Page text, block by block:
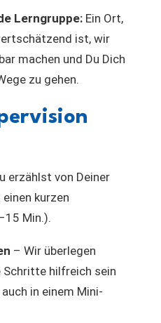
Lerngruppe: Ein Ort,
ist, wir
machen und Du Dich
zu gehen.
erzählst von Deiner
kurzen
Min.).
– Wir überlegen
Schritte hilfreich sein
in einem Mini-